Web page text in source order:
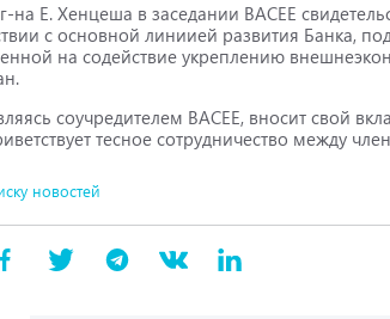
на Е. Хенцеша в заседании ВАСЕЕ
с основной линиией развития Банка,
на содействие укреплению
соучредителем ВАСЕЕ, вносит свой
тесное сотрудничество между
новостей